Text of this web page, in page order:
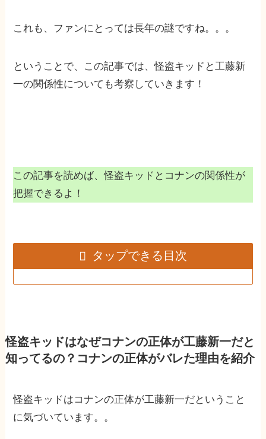
これも、ファンにとっては長年の謎ですね。。。
ということで、この記事では、怪盗キッドと工藤新
一の関係性についても考察していきます！
この記事を読めば、怪盗キッドとコナンの関係性が
把握できるよ！
タップできる目次
怪盗キッドはなぜコナンの正体が工藤新一だと
知ってるの？コナンの正体がバレた理由を紹介
怪盗キッドはコナンの正体が工藤新一だということ
に気づいています。。